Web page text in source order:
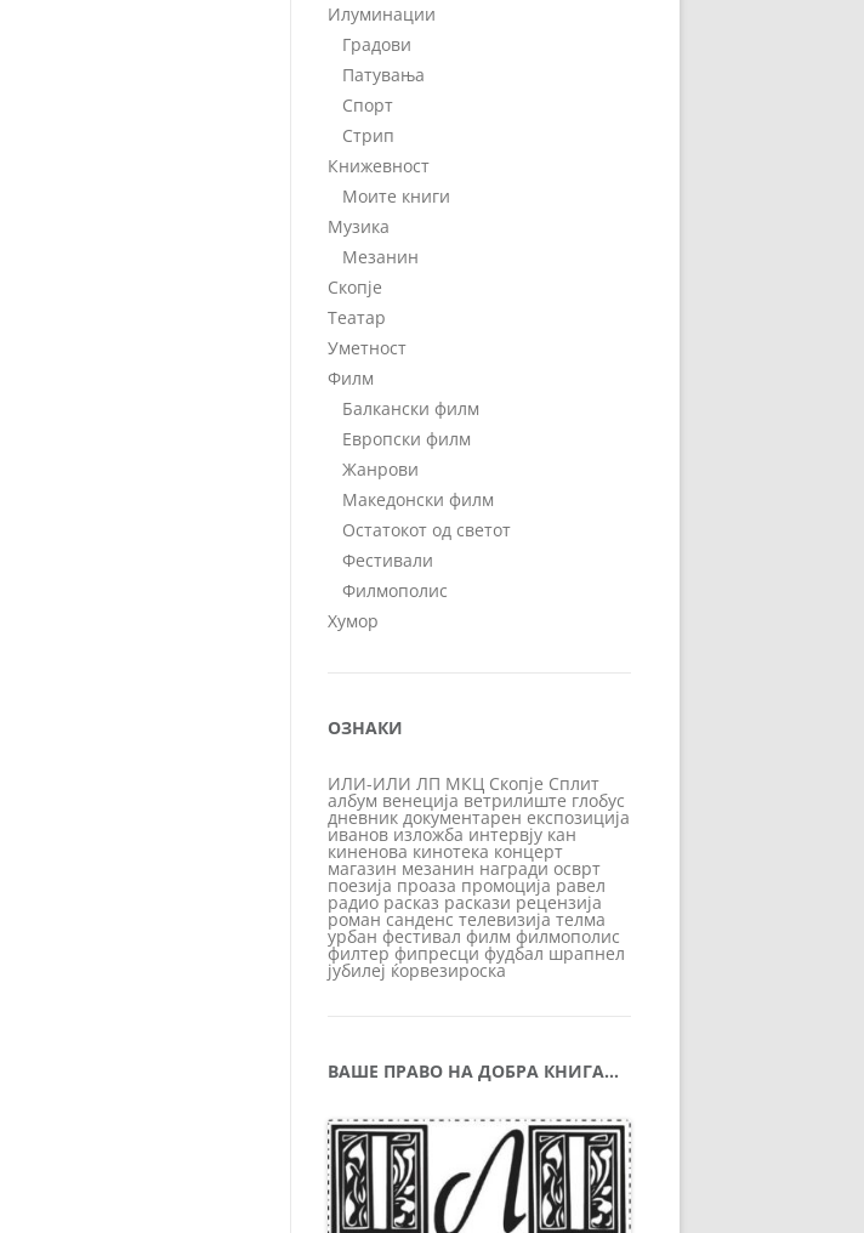
Илуминации
Градови
Патувања
Спорт
Стрип
Книжевност
Моите книги
Музика
Мезанин
Скопје
Театар
Уметност
Филм
Балкански филм
Европски филм
Жанрови
Македонски филм
Остатокот од светот
Фестивали
Филмополис
Хумор
ОЗНАКИ
ИЛИ-ИЛИ ЛП МКЦ Скопје Сплит
албум венеција ветрилиште глобус
дневник документарен експозиција
иванов изложба интервју кан
киненова кинотека концерт
магазин мезанин награди осврт
поезија проаза промоција равел
радио расказ раскази рецензија
роман санденс телевизија телма
урбан фестивал филм филмополис
филтер фипресци фудбал шрапнел
јубилеј ќорвезироска
ВАШЕ ПРАВО НА ДОБРА КНИГА…